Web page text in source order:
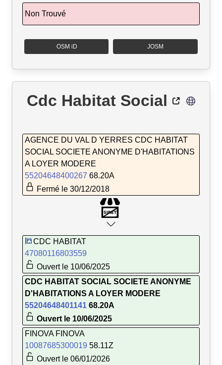
Non Trouvé
OSM iD JOSM
Cdc Habitat Social
AGENCE DU VAL D YERRES CDC HABITAT
SOCIAL SOCIETE ANONYME D'HABITATIONS
A LOYER MODERE
55204648400267 68.20A
Fermé le 30/12/2018
CDC HABITAT
47080116803559
Ouvert le 10/06/2025
CDC HABITAT SOCIAL SOCIETE ANONYME
D'HABITATIONS A LOYER MODERE
55204648401141 68.20A
Ouvert le 10/06/2025
FINOVA FINOVA
10087685300019 58.11Z
Ouvert le 06/01/2026